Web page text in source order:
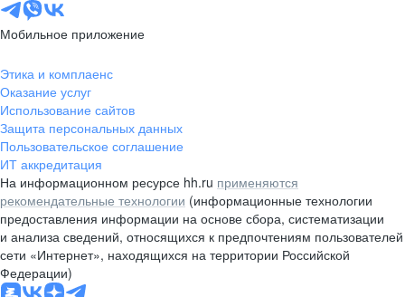
Мобильное приложение
Этика и комплаенс
Оказание услуг
Использование сайтов
Защита персональных данных
Пользовательское соглашение
ИТ аккредитация
На информационном ресурсе hh.ru применяются
рекомендательные технологии (информационные технологии
предоставления информации на основе сбора, систематизации
и анализа сведений, относящихся к предпочтениям пользователей
сети «Интернет», находящихся на территории Российской
Федерации)